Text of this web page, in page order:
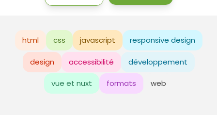
html css javascript responsive design
design accessibilité développement
vue et nuxt formats web